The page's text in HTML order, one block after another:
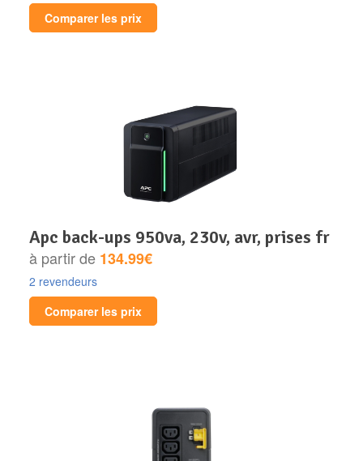
Comparer les prix
apc back-ups 950va, 230v, avr, prises fr
à partir de 134.99€
2 revendeurs
Comparer les prix